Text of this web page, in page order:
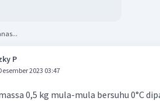
P
2023 03:47
0,5 kg mula-mula bersuhu 0°C